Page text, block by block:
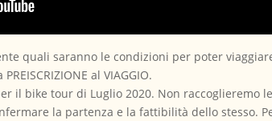
quali saranno le condizioni per poter
al VIAGGIO.
il bike tour di Luglio 2020. Non raccoglieremo
la partenza e la fattibilità dello stesso.